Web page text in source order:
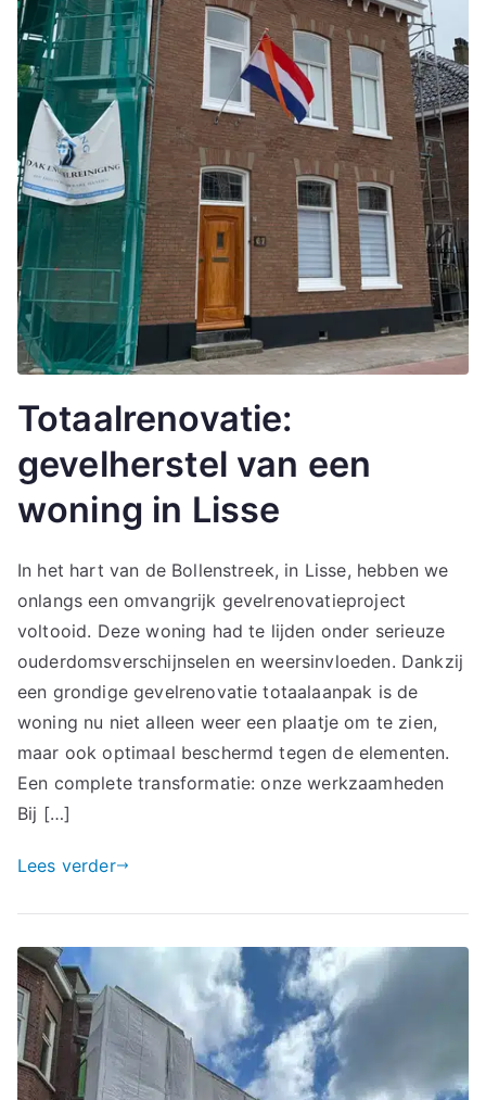
Totaalrenovatie:
gevelherstel van een
woning in Lisse
In het hart van de Bollenstreek, in Lisse, hebben we
onlangs een omvangrijk gevelrenovatieproject
voltooid. Deze woning had te lijden onder serieuze
ouderdomsverschijnselen en weersinvloeden. Dankzij
een grondige gevelrenovatie totaalaanpak is de
woning nu niet alleen weer een plaatje om te zien,
maar ook optimaal beschermd tegen de elementen.
Een complete transformatie: onze werkzaamheden
Bij […]
Lees verder